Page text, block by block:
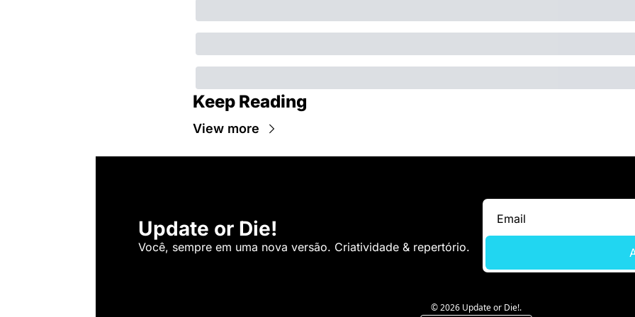
Keep Reading
View more
Update or Die!
Você, sempre em uma nova versão. Criatividade & repertório.
© 2026 Update or Die!.